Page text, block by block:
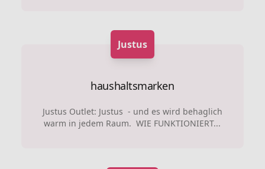
Justus
haushaltsmarken
Justus Outlet: Justus - und es wird behaglich
warm in jedem Raum. WIE FUNKTIONIERT...